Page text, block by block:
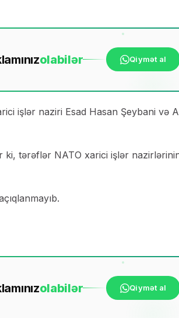
olabilər Qiymət al
işlər naziri Esad Hasan Şeybani və
ki, tərəflər NATO xarici işlər
olabilər Qiymət al